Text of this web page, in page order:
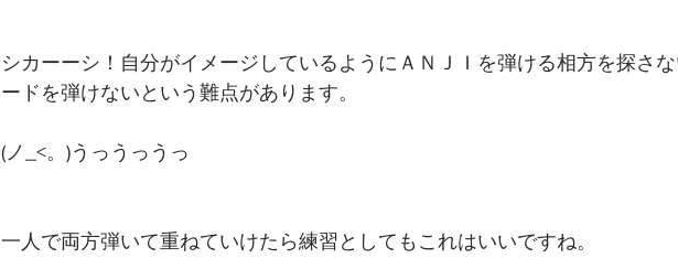
シカーーシ！自分がイメージしているようにＡＮＪＩを弾ける相方を探さ
ードを弾けないという難点があります。
(ノ_<。)うっうっうっ
一人で両方弾いて重ねていけたら練習としてもこれはいいですね。